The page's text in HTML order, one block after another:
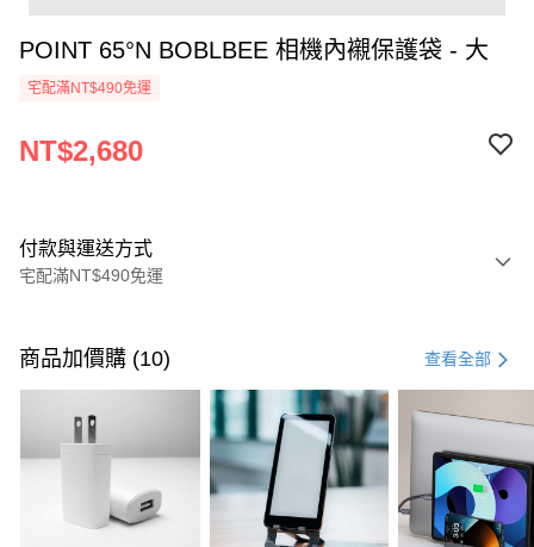
POINT 65°N BOBLBEE 相機內襯保護袋 - 大
宅配滿NT$490免運
NT$2,680
付款與運送方式
宅配滿NT$490免運
信用卡一次付款
3 期 0 利率 每期 NT$893
第一商業銀行
華南商業銀行
彰化商業銀行
上海商業儲蓄銀行
台北富邦商業銀行
NT$446 21家銀行
合作金庫商業銀行
第一商業銀行
彰化商業銀行
商品加價購 (10) 查看全部